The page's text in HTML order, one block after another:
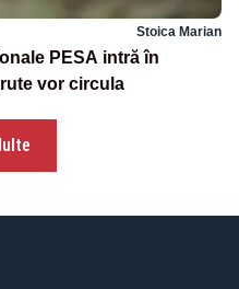
Stoica Marian
PESA intră în
vor circula